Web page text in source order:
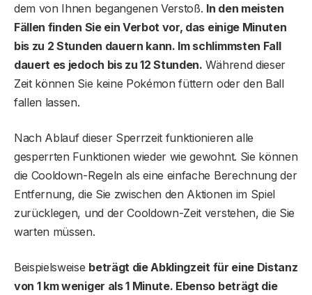
dem von Ihnen begangenen Verstoß. In den meisten
Fällen finden Sie ein Verbot vor, das einige Minuten
bis zu 2 Stunden dauern kann. Im schlimmsten Fall
dauert es jedoch bis zu 12 Stunden. Während dieser
Zeit können Sie keine Pokémon füttern oder den Ball
fallen lassen.
Nach Ablauf dieser Sperrzeit funktionieren alle
gesperrten Funktionen wieder wie gewohnt. Sie können
die Cooldown-Regeln als eine einfache Berechnung der
Entfernung, die Sie zwischen den Aktionen im Spiel
zurücklegen, und der Cooldown-Zeit verstehen, die Sie
warten müssen.
Beispielsweise beträgt die Abklingzeit für eine Distanz
von 1 km weniger als 1 Minute. Ebenso beträgt die